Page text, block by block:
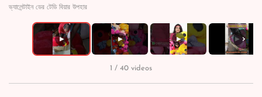
ভ্যালেন্টাইন ডের টেডি বিয়ার উপহার
▶ ▶ ▶ ▶ ›
1 / 40 videos